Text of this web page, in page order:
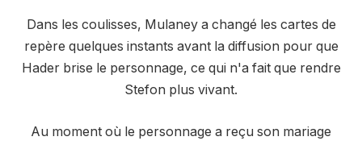
Dans les coulisses, Mulaney a changé les cartes de
repère quelques instants avant la diffusion pour que
Hader brise le personnage, ce qui n'a fait que rendre
Stefon plus vivant.
Au moment où le personnage a reçu son mariage